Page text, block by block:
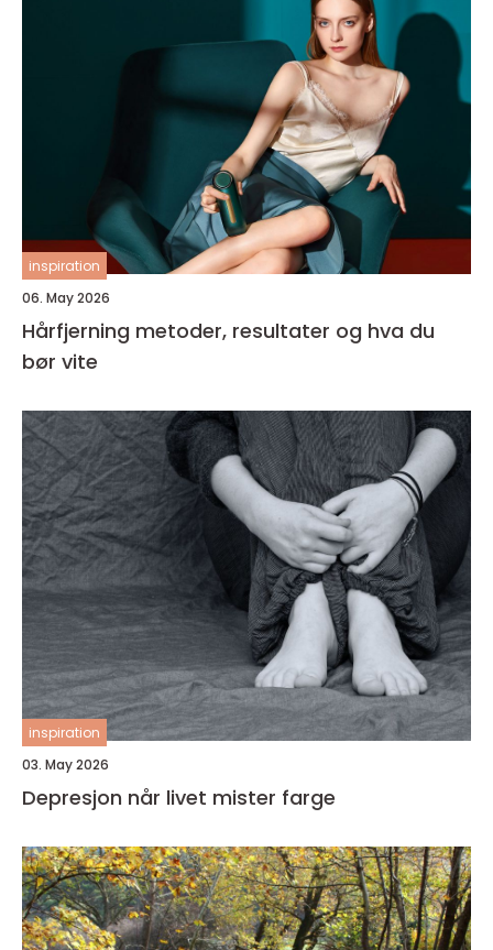
inspiration
06. May 2026
Hårfjerning metoder, resultater og hva du
bør vite
inspiration
03. May 2026
Depresjon når livet mister farge